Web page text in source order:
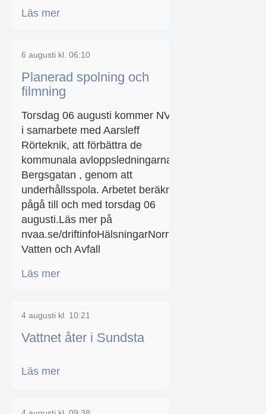
Läs mer
6 augusti kl. 06:10
Planerad spolning och
filmning
Torsdag 06 augusti kommer NVAA,
i samarbete med Aarsleff
Rörteknik, att förbättra de
kommunala avloppsledningarna
Bergsgatan , genom att
underhållsspola. Arbetet beräknas
pågå till och med torsdag 06
augusti.Läs mer på
nvaa.se/driftinfoHälsningarNorrtälje
Vatten och Avfall
Läs mer
4 augusti kl. 10:21
Vattnet åter i Sundsta
Läs mer